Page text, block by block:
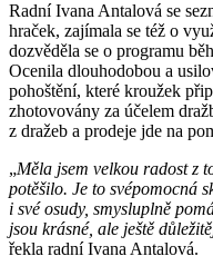
Radní Ivana Antalová se
hraček, zajímala se též o
dozvěděla se o programu
Ocenila dlouhodobou a
pohoštění, které kroužek
zhotovovány za účelem
z dražeb a prodeje jde na
„Měla jsem velkou radost z
potěšilo. Je to svépomocná
i své osudy, smysluplně
jsou krásné, ale ještě
řekla radní Ivana Antalová.